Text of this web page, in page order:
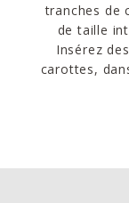
tranches de
de taille
Insérez
carottes,